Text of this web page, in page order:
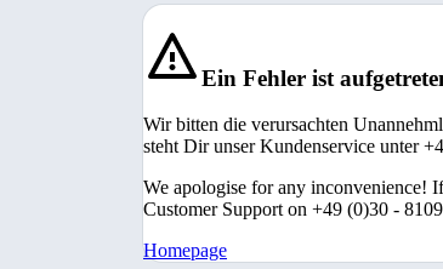
Ein Fehler ist
Wir bitten die verursachten
steht Dir unser Kundenservice unter
We apologise for any inconvenience!
Customer Support on +49 (0)30 -
Homepage